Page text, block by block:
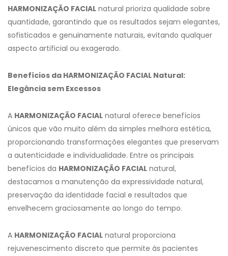
HARMONIZAÇÃO FACIAL natural prioriza qualidade sobre
quantidade, garantindo que os resultados sejam elegantes,
sofisticados e genuinamente naturais, evitando qualquer
aspecto artificial ou exagerado.
Benefícios da HARMONIZAÇÃO FACIAL Natural:
Elegância sem Excessos
A HARMONIZAÇÃO FACIAL natural oferece benefícios
únicos que vão muito além da simples melhora estética,
proporcionando transformações elegantes que preservam
a autenticidade e individualidade. Entre os principais
benefícios da HARMONIZAÇÃO FACIAL natural,
destacamos a manutenção da expressividade natural,
preservação da identidade facial e resultados que
envelhecem graciosamente ao longo do tempo.
A HARMONIZAÇÃO FACIAL natural proporciona
rejuvenescimento discreto que permite às pacientes